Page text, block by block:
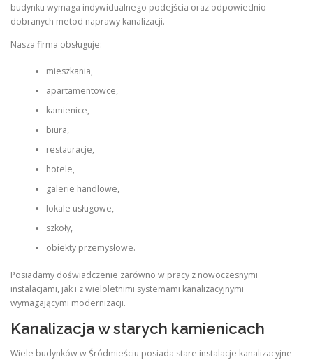
budynku wymaga indywidualnego podejścia oraz odpowiednio
dobranych metod naprawy kanalizacji.
Nasza firma obsługuje:
mieszkania,
apartamentowce,
kamienice,
biura,
restauracje,
hotele,
galerie handlowe,
lokale usługowe,
szkoły,
obiekty przemysłowe.
Posiadamy doświadczenie zarówno w pracy z nowoczesnymi
instalacjami, jak i z wieloletnimi systemami kanalizacyjnymi
wymagającymi modernizacji.
Kanalizacja w starych kamienicach
Wiele budynków w Śródmieściu posiada stare instalacje kanalizacyjne